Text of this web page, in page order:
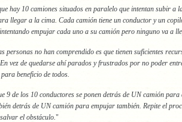
hay 10 camiones situados en paralelo que intentan subir a
llegar a la cima. Cada camión tiene un conductor y un
empujar cada uno a su camión pero ninguno va a
personas no han comprendido es que tienen suficientes
vez de quedarse ahí parados y frustrados por no poder
beneficio de todos.
9 de los 10 conductores se ponen detrás de UN camión
detrás de UN camión para empujar también. Repite el
el obstáculo."